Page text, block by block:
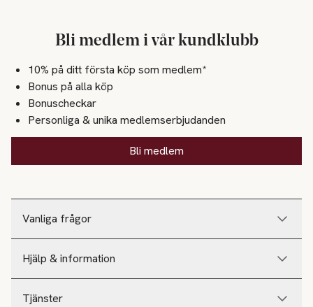
Vanliga frågor
Hjälp & information
Tjänster
Bli medlem i vår kundklubb
10% på ditt första köp som medlem*
Bonus på alla köp
Bonuscheckar
Personliga & unika medlemserbjudanden
Bli medlem